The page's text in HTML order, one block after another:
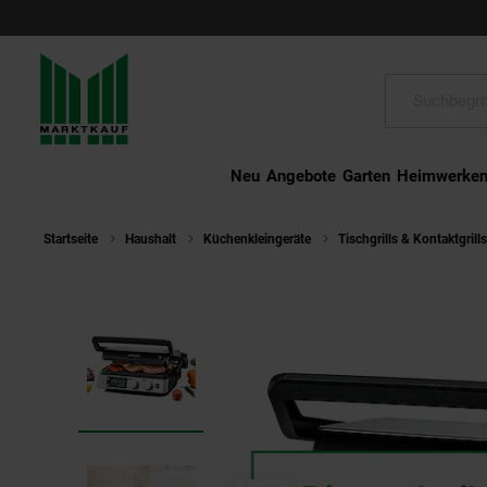
Neu Angebote Garten Heimwerken
Startseite Haushalt Küchenkleingeräte Tischgrills & Kontaktgrills